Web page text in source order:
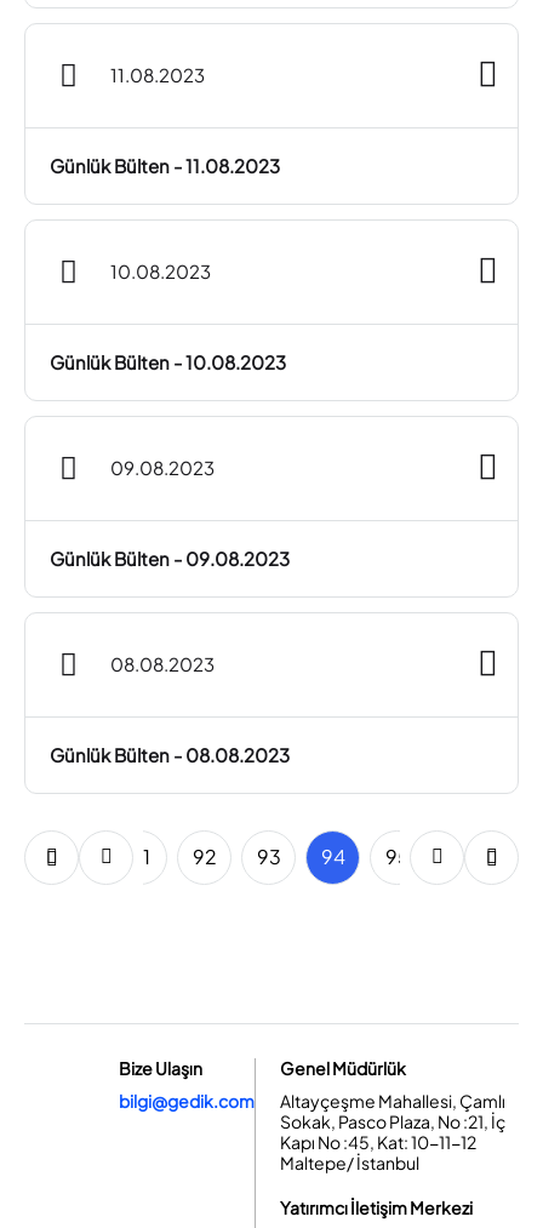
11.08.2023
Günlük Bülten - 11.08.2023
10.08.2023
Günlük Bülten - 10.08.2023
09.08.2023
Günlük Bülten - 09.08.2023
08.08.2023
Günlük Bülten - 08.08.2023
90 91 92 93 94 95 96 97
Bize Ulaşın
bilgi@gedik.com
Genel Müdürlük
Altayçeşme Mahallesi, Çamlı
Sokak, Pasco Plaza, No :21, İç
Kapı No :45, Kat: 10-11-12
Maltepe/ İstanbul
Yatırımcı İletişim Merkezi